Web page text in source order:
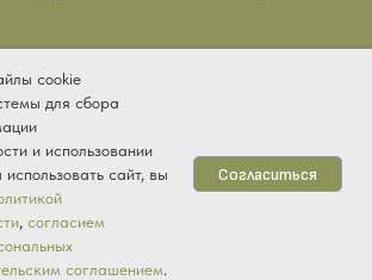
Яна Викторовна — действующее
ИНН 041104993015, ОГРНИП
ОКТМО 33701000001, ОКОПФ 50102,
4210015, ОКФС 16.
cookie
для сбора
и использовании
сайт, вы
, согласием
соглашением.
Согласиться